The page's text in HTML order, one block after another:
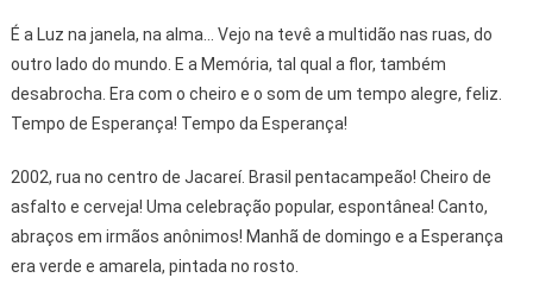
É a Luz na janela, na alma... Vejo na tevê a multidão nas ruas, do
outro lado do mundo. E a Memória, tal qual a flor, também
desabrocha. Era com o cheiro e o som de um tempo alegre, feliz.
Tempo de Esperança! Tempo da Esperança!
2002, rua no centro de Jacareí. Brasil pentacampeão! Cheiro de
asfalto e cerveja! Uma celebração popular, espontânea! Canto,
abraços em irmãos anônimos! Manhã de domingo e a Esperança
era verde e amarela, pintada no rosto.